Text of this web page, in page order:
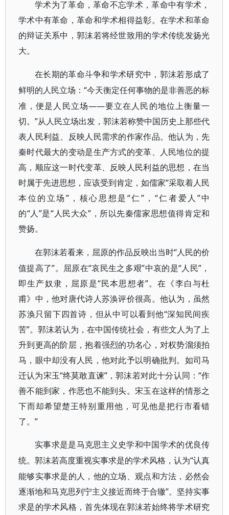
学术为了革命，革命不忘学术，革命中有学术，
学术中有革命，革命和学术相得益彰。在学术和革命
的辩证关系中，郭沫若将经世致用的学术传统发扬光
大。
在长期的革命斗争和学术研究中，郭沫若形成了
鲜明的人民立场：“今天衡定任何事物的是非善恶的标
准，便是人民立场——要立在人民的地位上衡量一
切。”从人民立场出发，郭沫若称赞中国历史上那些代
表人民利益、反映人民需求的作家作品。他认为，先
秦时代最大的变动是生产方式的变革、人民地位的提
高，顺应这一时代变革、反映人民利益的思想，在当
时属于先进思想，应该受到肯定，如儒家“采取着人民
本位的立场”，核心思想是“仁”，“仁者爱人”中
的“人”是“人民大众”，所以先秦儒家思想值得肯定和
赞扬。
在郭沫若看来，屈原的作品反映出当时“人民的价
值提高了”。屈原在“哀民生之多艰”中哀的是“人民”，
即生产奴隶，屈原是“民本思想者”。在《李白与杜
甫》中，他对唐代诗人苏涣评价很高。他认为，虽然
苏涣只留下四首诗，但从中可以看到他“深知民间疾
苦”。郭沫若认为，在中国传统社会，有些文人为了上
升到更高的阶层，抱着强烈的功名心，对权势溜须拍
马，眼中却没有人民，他对此予以明确批判。如司马
迁认为宋玉“终莫敢直谏”，郭沫若对此十分认同：“作
善不能到家，作恶也不能到头。宋玉在这样的情形之
下而却希望楚王特别重用他，可见他是把行市看错
了。”
实事求是是马克思主义史学和中国学术的优良传
统。郭沫若高度重视实事求是的学术风格，认为“认真
能够实事求是的人，他的立场、观点和方法，必然会
逐渐地和马克思列宁主义接近而终于合辙”。坚持实事
求是的学术风格，首先体现在郭沫若始终将学术研究